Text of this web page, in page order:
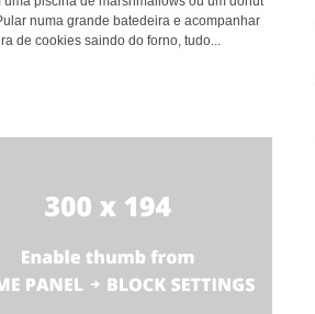
numa grande batedeira e acompanhar
de cookies saindo do forno, tudo...